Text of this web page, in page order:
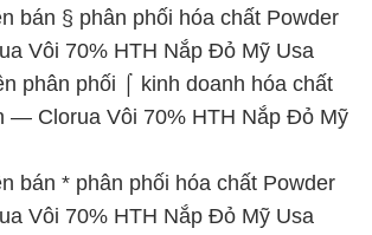
bán § phân phối hóa chất Powder
Vôi 70% HTH Nắp Đỏ Mỹ Usa
phân phối ⌠ kinh doanh hóa chất
— Clorua Vôi 70% HTH Nắp Đỏ Mỹ
bán * phân phối hóa chất Powder
Vôi 70% HTH Nắp Đỏ Mỹ Usa